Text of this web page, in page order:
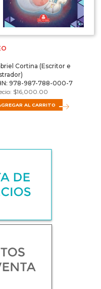
Cortina (Escritor e
978-987-788-000-7
$16,000.00
AL CARRITO